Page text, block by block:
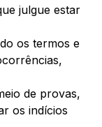
julgue estar
os termos e
de provas,
os indícios